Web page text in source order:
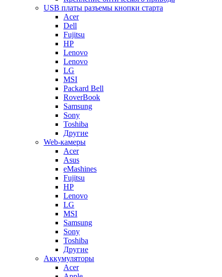
USB платы разъемы кнопки старта
Acer
Dell
Fujitsu
HP
Lenovo
Lenovo
LG
MSI
Packard Bell
RoverBook
Samsung
Sony
Toshiba
Другие
Web-камеры
Acer
Asus
eMashines
Fujitsu
HP
Lenovo
LG
MSI
Samsung
Sony
Toshiba
Другие
Аккумуляторы
Acer